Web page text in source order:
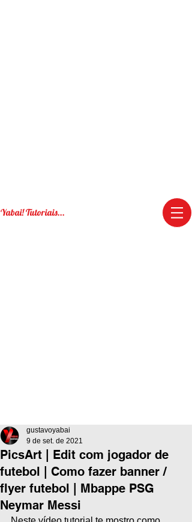
Yabai! Tutoriais...
PicsArt | Edit com jogador de
futebol | Como fazer banner /
flyer futebol | Mbappe PSG
Neymar Messi
gustavoyabai
9 de set. de 2021